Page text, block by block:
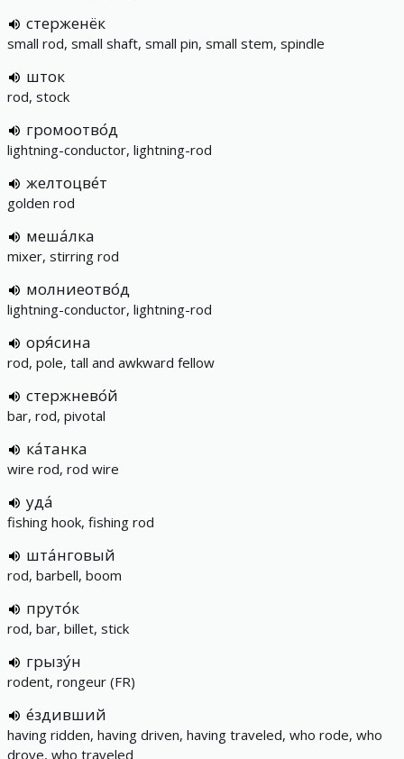
стерженёк
small rod, small shaft, small pin, small stem, spindle
шток
rod, stock
громоотво́д
lightning-conductor, lightning-rod
желтоцве́т
golden rod
меша́лка
mixer, stirring rod
молниеотво́д
lightning-conductor, lightning-rod
оря́сина
rod, pole, tall and awkward fellow
стержнево́й
bar, rod, pivotal
ка́танка
wire rod, rod wire
уда́
fishing hook, fishing rod
шта́нговый
rod, barbell, boom
пруто́к
rod, bar, billet, stick
грызу́н
rodent, rongeur (FR)
е́здивший
having ridden, having driven, having traveled, who rode, who
drove, who traveled